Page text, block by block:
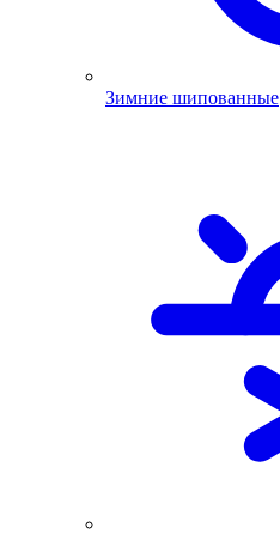
Зимние шипованные